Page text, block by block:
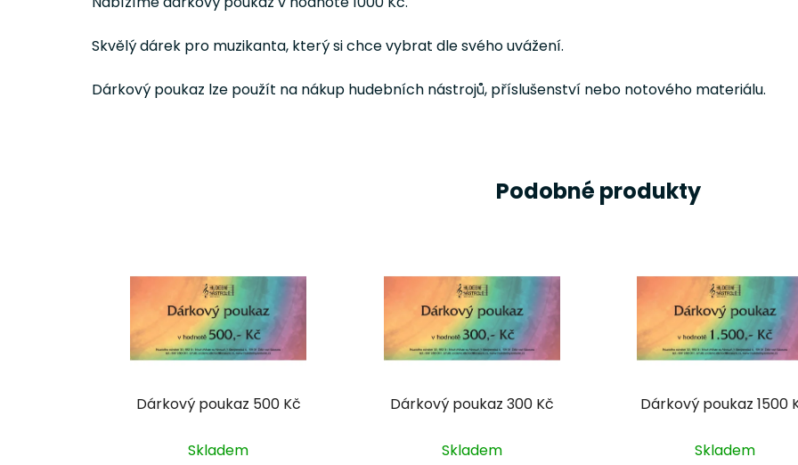
Skvělý dárek pro muzikanta, který si chce vybrat dle svého uvážení.
Dárkový poukaz lze použít na nákup hudebních nástrojů, příslušenství nebo notového materiálu.
Podobné produkty
Dárkový poukaz 500 Kč
Skladem
Dárkový poukaz 300 Kč
Skladem
Dárkový poukaz 1500
Skladem